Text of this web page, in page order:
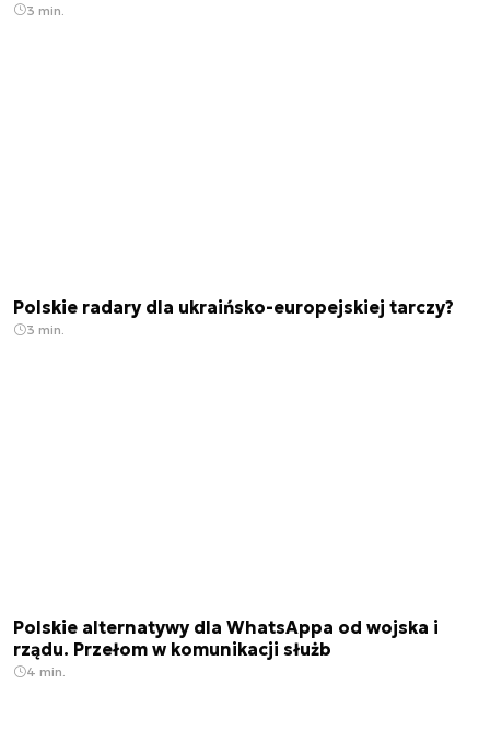
3 min.
Polskie radary dla ukraińsko-europejskiej tarczy?
3 min.
Polskie alternatywy dla WhatsAppa od wojska i
rządu. Przełom w komunikacji służb
4 min.